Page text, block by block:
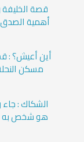
قصة
أهمية
أين أعيش؟ :
مسكن
الشكاك :
هو شخص به